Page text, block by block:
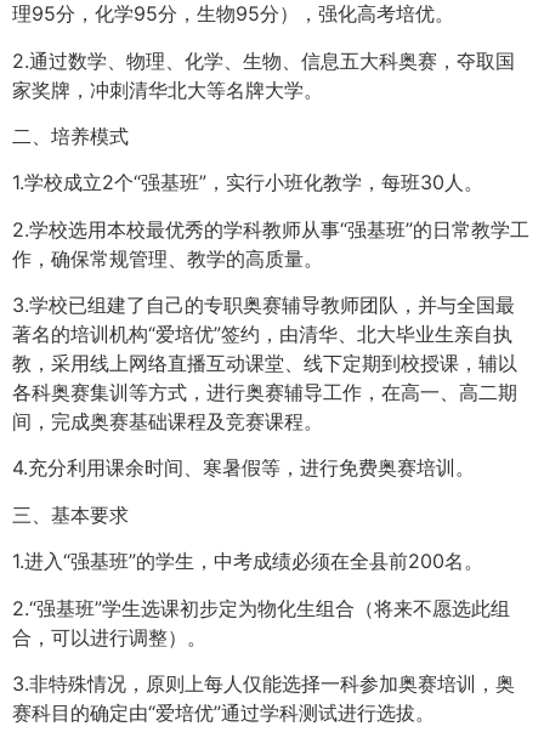
理95分，化学95分，生物95分），强化高考培优。
2.通过数学、物理、化学、生物、信息五大科奥赛，夺取国
家奖牌，冲刺清华北大等名牌大学。
二、培养模式
1.学校成立2个“强基班”，实行小班化教学，每班30人。
2.学校选用本校最优秀的学科教师从事“强基班”的日常教学工
作，确保常规管理、教学的高质量。
3.学校已组建了自己的专职奥赛辅导教师团队，并与全国最
著名的培训机构“爱培优”签约，由清华、北大毕业生亲自执
教，采用线上网络直播互动课堂、线下定期到校授课，辅以
各科奥赛集训等方式，进行奥赛辅导工作，在高一、高二期
间，完成奥赛基础课程及竞赛课程。
4.充分利用课余时间、寒暑假等，进行免费奥赛培训。
三、基本要求
1.进入“强基班”的学生，中考成绩必须在全县前200名。
2.“强基班”学生选课初步定为物化生组合（将来不愿选此组
合，可以进行调整）。
3.非特殊情况，原则上每人仅能选择一科参加奥赛培训，奥
赛科目的确定由“爱培优”通过学科测试进行选拔。